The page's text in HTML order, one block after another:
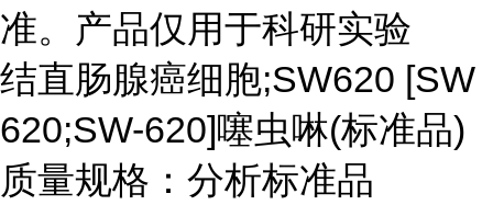
准。产品仅用于科研实验
结直肠腺癌细胞;SW620 [SW
620;SW-620]噻虫啉(标准品)
质量规格：分析标准品